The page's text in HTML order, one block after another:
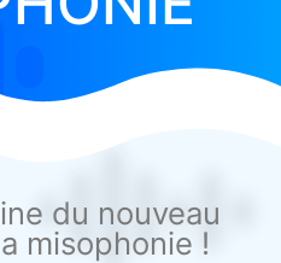
du nouveau
misophonie !